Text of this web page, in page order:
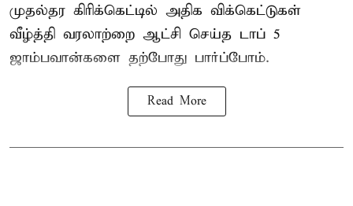
முதல்தர கிரிக்கெட்டில் அதிக விக்கெட்டுகள்
வீழ்த்தி வரலாற்றை ஆட்சி செய்த டாப் 5
ஜாம்பவான்களை தற்போது பார்ப்போம்.
Read More